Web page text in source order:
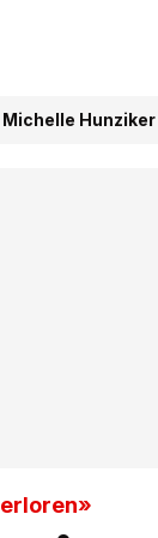
Michelle